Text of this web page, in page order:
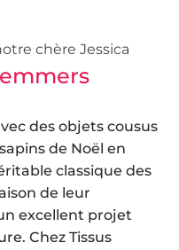
chère Jessica
des objets cousus
de Noël en
classique des
de leur
excellent projet
Chez Tissus